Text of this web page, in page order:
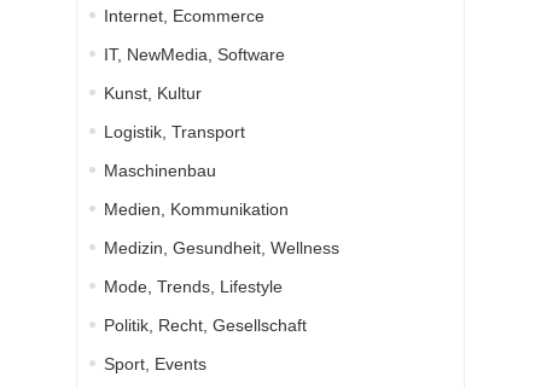
Internet, Ecommerce
IT, NewMedia, Software
Kunst, Kultur
Logistik, Transport
Maschinenbau
Medien, Kommunikation
Medizin, Gesundheit, Wellness
Mode, Trends, Lifestyle
Politik, Recht, Gesellschaft
Sport, Events